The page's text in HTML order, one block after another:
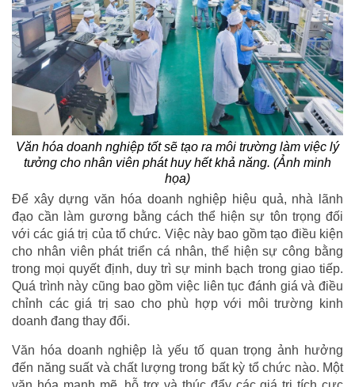
Văn hóa doanh nghiệp tốt sẽ tạo ra môi trường làm việc lý
tưởng cho nhân viên phát huy hết khả năng. (Ảnh minh
họa)
Để xây dựng văn hóa doanh nghiệp hiệu quả, nhà lãnh
đạo cần làm gương bằng cách thể hiện sự tôn trọng đối
với các giá trị của tổ chức. Việc này bao gồm tạo điều kiện
cho nhân viên phát triển cá nhân, thể hiện sự công bằng
trong mọi quyết định, duy trì sự minh bạch trong giao tiếp.
Quá trình này cũng bao gồm việc liên tục đánh giá và điều
chỉnh các giá trị sao cho phù hợp với môi trường kinh
doanh đang thay đổi.
Văn hóa doanh nghiệp là yếu tố quan trọng ảnh hưởng
đến năng suất và chất lượng trong bất kỳ tổ chức nào. Một